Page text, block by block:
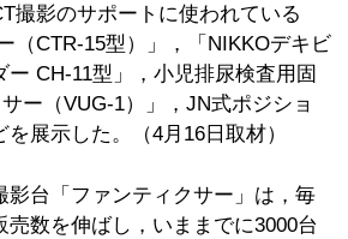
撮影のサポートに使われている
（CTR-15型）」，「NIKKOデキビ
ー CH-11型」，小児排尿検査用固
ー（VUG-1）」，JN式ポジショ
展示した。（4月16日取材）
影台「ファンティクサー」は，毎
売数を伸ばし，いままでに3000台